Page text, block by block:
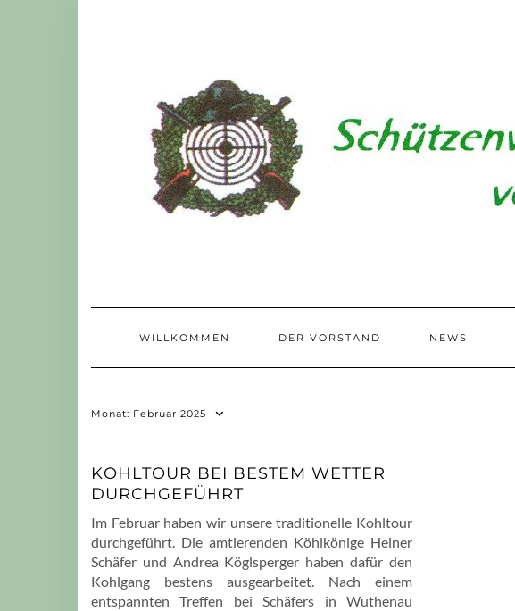
WILLKOMMEN DER VORSTAND NEWS
Monat: Februar 2025
KOHLTOUR BEI BESTEM WETTER
DURCHGEFÜHRT
Im Februar haben wir unsere traditionelle Kohltour
durchgeführt. Die amtierenden Köhlkönige Heiner
Schäfer und Andrea Köglsperger haben dafür den
Kohlgang bestens ausgearbeitet. Nach einem
entspannten Treffen bei Schäfers in Wuthenau